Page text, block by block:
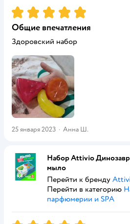
Рейтинг:5
Общие впечатления
Здоровский набор
25 января 2023 · Анна Ш.
Набор Attivio
мыло
Перейти к бренду
Перейти в категорию
парфюмерии и SPA